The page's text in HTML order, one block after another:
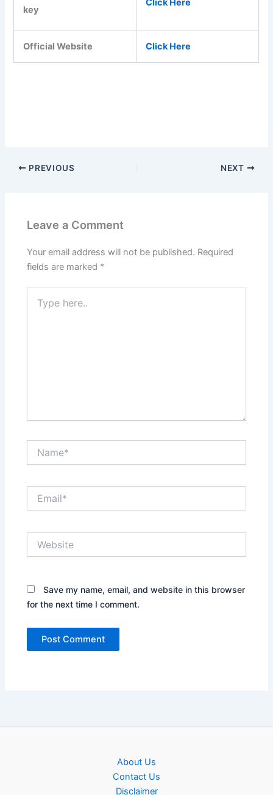
key
Click Here
Official Website Click Here
PREVIOUS NEXT
Leave a Comment
Your email address will not be published. Required
fields are marked *
here..
Save my name, email, and website in this browser
for the next time I comment.
About Us
Contact Us
Disclaimer